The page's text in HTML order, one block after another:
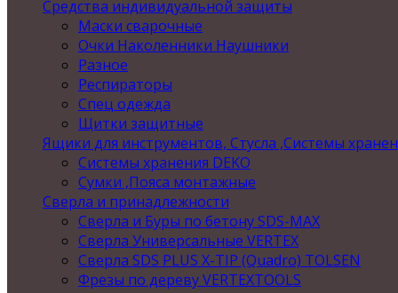
Средства индивидуальной защиты
Маски сварочные
Очки Наколенники Наушники
Разное
Респираторы
Спец одежда
Щитки защитные
Ящики для инструментов, Стусла ,Системы
Системы хранения DEKO
Сумки ,Пояса монтажные
Сверла и принадлежности
Сверла и Буры по бетону SDS-MAX
Сверла Универсальные VERTEX
Сверла SDS PLUS X-TIP (Quadro) TOLSEN
Фрезы по дереву VERTEXTOOLS